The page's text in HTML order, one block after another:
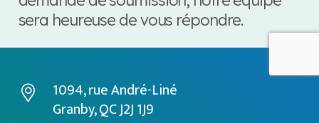
sera heureuse de vous répondre.
1094, rue André-Liné
Granby, QC J2J 1J9